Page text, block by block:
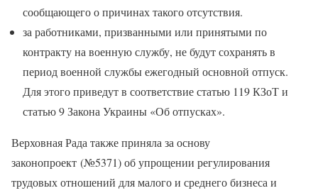
сообщающего о причинах такого отсутствия.
за работниками, призванными или принятыми по
контракту на военную службу, не будут сохранять в
период военной службы ежегодный основной отпуск.
Для этого приведут в соответствие статью 119 КЗоТ и
статью 9 Закона Украины «Об отпусках».
Верховная Рада также приняла за основу
законопроект (№5371) об упрощении регулирования
трудовых отношений для малого и среднего бизнеса и